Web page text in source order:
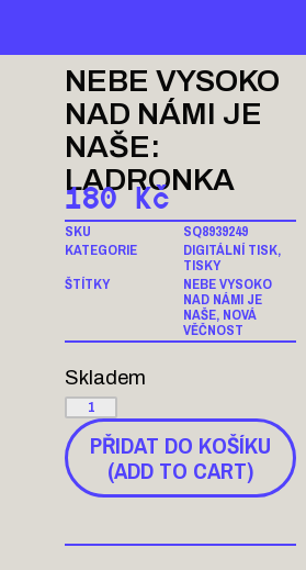
NEBE VYSOKO
NAD NÁMI JE
NAŠE:
LADRONKA
180 Kč
SKU
SQ8939249
KATEGORIE
DIGITÁLNÍ TISK,
TISKY
ŠTÍTKY
NEBE VYSOKO
NAD NÁMI JE
NAŠE, NOVÁ
VĚČNOST
Skladem
PŘIDAT DO KOŠÍKU
(ADD TO CART)